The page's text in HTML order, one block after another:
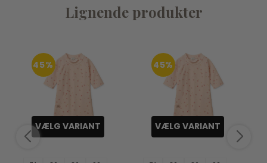
Lignende produkter
45%
VÆLG VARIANT
45%
VÆLG VARIANT